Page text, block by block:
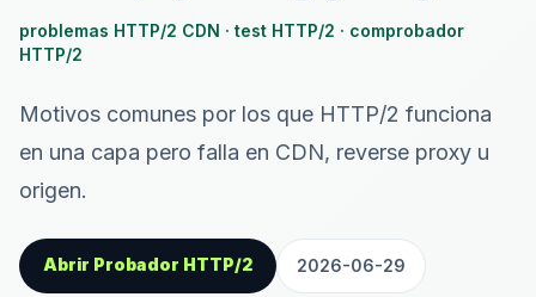
problemas HTTP/2 CDN · test HTTP/2 · comprobador
HTTP/2
Motivos comunes por los que HTTP/2 funciona
en una capa pero falla en CDN, reverse proxy u
origen.
Abrir Probador HTTP/2 2026-06-29